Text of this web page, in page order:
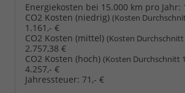
Energiekosten bei 15.000 km pro Jahr:
CO2 Kosten (niedrig) (Kosten
1.161,- €
CO2 Kosten (mittel) (Kosten Durchschnitt
2.757,38 €
CO2 Kosten (hoch) (Kosten Durchschnitt
4.257,- €
Jahressteuer: 71,- €